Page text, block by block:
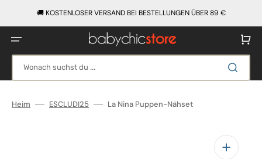
🚚 KOSTENLOSER VERSAND BEI BESTELLUNGEN ÜBER 89 €
Wonach suchst du ...
Heim ESCLUDI25 La Nina Puppen-Nähset